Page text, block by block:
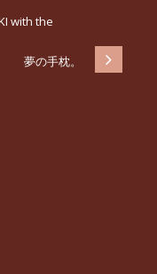
with the
夢の手枕。